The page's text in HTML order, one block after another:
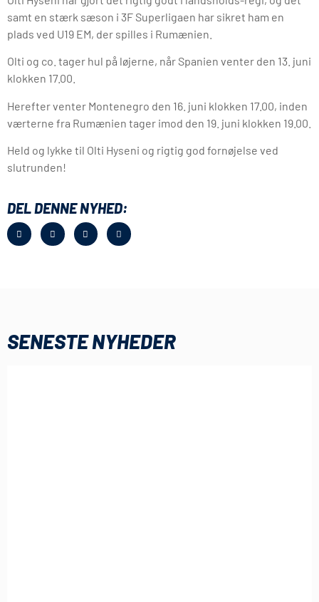
samt en stærk sæson i 3F Superligaen har sikret ham en
plads ved U19 EM, der spilles i Rumænien.
Olti og co. tager hul på løjerne, når Spanien venter den 13. juni
klokken 17.00.
Herefter venter Montenegro den 16. juni klokken 17.00, inden
værterne fra Rumænien tager imod den 19. juni klokken 19.00.
Held og lykke til Olti Hyseni og rigtig god fornøjelse ved
slutrunden!
DEL DENNE NYHED:
SENESTE NYHEDER